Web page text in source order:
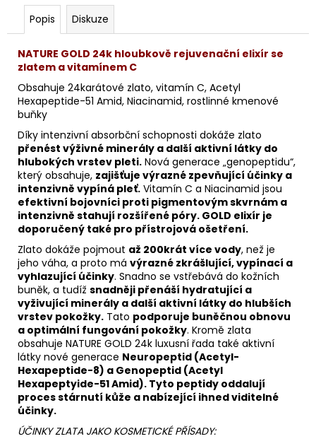
Popis Diskuze
NATURE GOLD 24k hloubkově rejuvenační elixír se
zlatem a vitamínem C
Obsahuje 24karátové zlato, vitamín C, Acetyl
Hexapeptide-51 Amid, Niacinamid, rostlinné kmenové
buňky
Díky intenzivní absorbční schopnosti dokáže zlato
přenést výživné minerály a další aktivní látky do
hlubokých vrstev pleti. Nová generace „genopeptidu“,
který obsahuje, zajišťuje výrazné zpevňující účinky a
intenzivně vypíná pleť. Vitamín C a Niacinamid jsou
efektivní bojovníci proti pigmentovým skvrnám a
intenzivně stahují rozšířené póry. GOLD elixír je
doporučený také pro přístrojová ošetření.
Zlato dokáže pojmout až 200krát více vody, než je
jeho váha, a proto má výrazné zkrášlující, vypínací a
vyhlazující účinky. Snadno se vstřebává do kožních
buněk, a tudíž snadněji přenáší hydratující a
vyživující minerály a další aktivní látky do hlubších
vrstev pokožky. Tato podporuje buněčnou obnovu
a optimální fungování pokožky. Kromě zlata
obsahuje NATURE GOLD 24k luxusní řada také aktivní
látky nové generace Neuropeptid (Acetyl-
Hexapeptide-8) a Genopeptid (Acetyl
Hexapeptyide-51 Amid). Tyto peptidy oddalují
proces stárnutí kůže a nabízející ihned viditelné
účinky.
ÚČINKY ZLATA JAKO KOSMETICKÉ PŘÍSADY:
STEM
CELL
KRÉM
CITLIVOU
PLEŤ
50ML
HOME